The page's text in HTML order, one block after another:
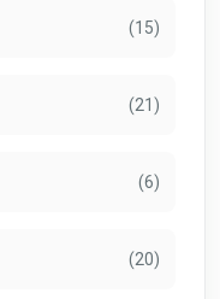
(15)
(21)
(6)
(20)